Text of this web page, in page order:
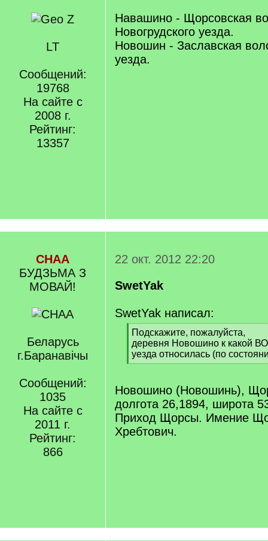
LT
Сообщений:
19768
На сайте с
2008 г.
Рейтинг:
13357
Навашино - Щорсовская
Новогрудского уезда.
Новошин - Заславская
уезда.
СНАА
БУДЗЬМА З
МОВАЙ!
Беларусь
г.Баранавічы
Сообщений:
1035
На сайте с
2011 г.
Рейтинг:
866
22 окт. 2012 22:20
SwetYak
SwetYak написал:
[
q
]
Подскажите, пожалуйста,
деревня Новошино к какой
уезда относилась (по
[
q
]
Новошино (Новошинь),
долгота 26,1894, широта
Приход Щорсы. Имение
Хребтович.